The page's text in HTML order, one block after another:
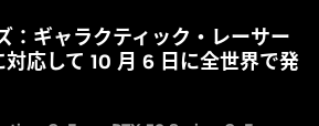
：ギャラクティック・レーサー
応して 10 月 6 日に全世界で発